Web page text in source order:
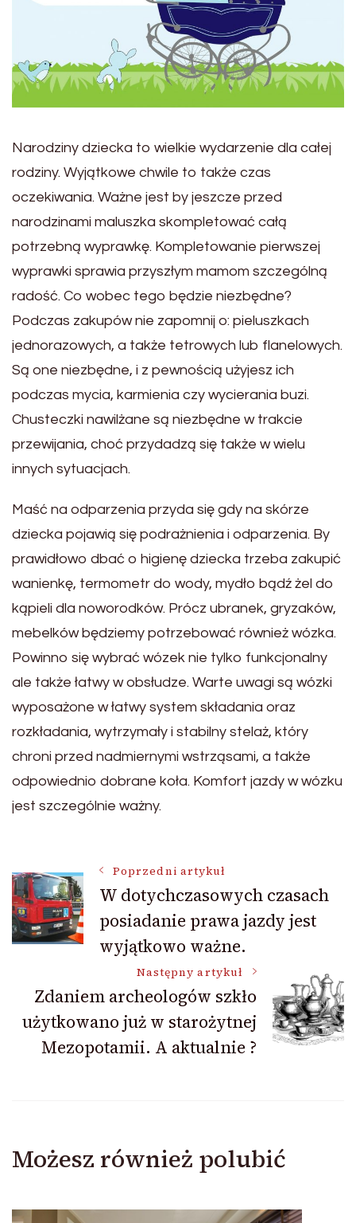
Narodziny dziecka to wielkie wydarzenie dla całej
rodziny. Wyjątkowe chwile to także czas
oczekiwania. Ważne jest by jeszcze przed
narodzinami maluszka skompletować całą
potrzebną wyprawkę. Kompletowanie pierwszej
wyprawki sprawia przyszłym mamom szczególną
radość. Co wobec tego będzie niezbędne?
Podczas zakupów nie zapomnij o: pieluszkach
jednorazowych, a także tetrowych lub flanelowych.
Są one niezbędne, i z pewnością użyjesz ich
podczas mycia, karmienia czy wycierania buzi.
Chusteczki nawilżane są niezbędne w trakcie
przewijania, choć przydadzą się także w wielu
innych sytuacjach.
Maść na odparzenia przyda się gdy na skórze
dziecka pojawią się podrażnienia i odparzenia. By
prawidłowo dbać o higienę dziecka trzeba zakupić
wanienkę, termometr do wody, mydło bądź żel do
kąpieli dla noworodków. Prócz ubranek, gryzaków,
mebelków będziemy potrzebować również wózka.
Powinno się wybrać wózek nie tylko funkcjonalny
ale także łatwy w obsłudze. Warte uwagi są wózki
wyposażone w łatwy system składania oraz
rozkładania, wytrzymały i stabilny stelaż, który
chroni przed nadmiernymi wstrząsami, a także
odpowiednio dobrane koła. Komfort jazdy w wózku
jest szczególnie ważny.
Nawigacja
wpisu
Poprzedni artykuł
W dotychczasowych czasach
posiadanie prawa jazdy jest
wyjątkowo ważne.
Następny artykuł
Zdaniem archeologów szkło
użytkowano już w starożytnej
Mezopotamii. A aktualnie ?
Możesz również polubić